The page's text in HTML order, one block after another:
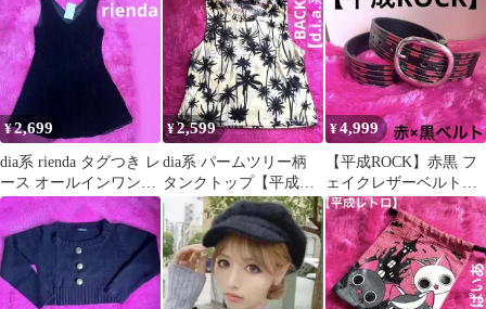
旗 ★
ー
¥2,699
dia系 rienda タグつき レ
ース オールインワン
【平成ギャル】
¥2,599
dia系 パームツリー柄
タンクトップ【平成ギ
ャル】イエロー
¥4,999
【平成ROCK】赤黒 フ
ェイクレザーベルト
DICK BREWER 訳あり